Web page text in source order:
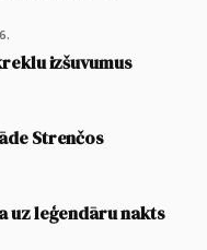
izšuvumus
Strenčos
uz leģendāru nakts